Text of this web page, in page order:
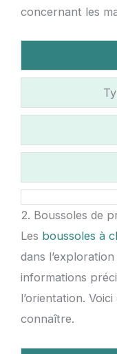
concernant les
2. Boussoles de
Les boussoles à
dans
informations
l’orientation.
connaître.